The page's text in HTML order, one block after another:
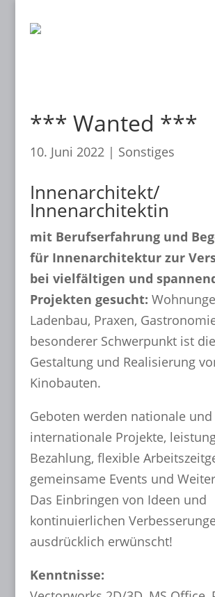
*** Wanted ***
10. Juni 2022| Sonstiges
Innenarchitekt/
Innenarchitektin
mit Berufserfahrung und
für Innenarchitektur zur
bei vielfältigen und
Projekten gesucht:
Ladenbau, Praxen,
besonderer Schwerpunkt ist
Gestaltung und Realisierung
Kinobauten.
Geboten werden nationale und
internationale Projekte,
Bezahlung, flexible
gemeinsame Events und
Das Einbringen von Ideen und
kontinuierlichen
ausdrücklich erwünscht!
Kenntnisse: